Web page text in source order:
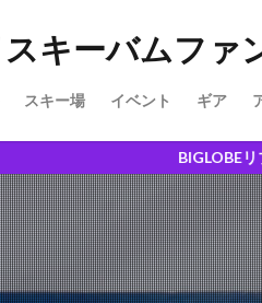
スキーバムファ
スキー場 イベント ギア
BIGLOBEリブログ閉鎖に伴い、